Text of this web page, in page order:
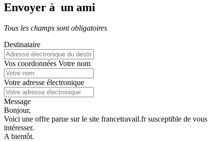
Envoyer à un ami
Tous les champs sont obligatoires
Destinataire
Vos coordonnées Votre nom
Votre adresse électronique
Message
Bonjour,
Voici une offre parue sur le site francetravail.fr susceptible de vous
intéresser.
A bientôt.